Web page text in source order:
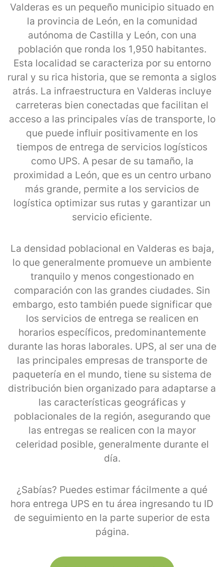
Valderas es un pequeño municipio situado en
la provincia de León, en la comunidad
autónoma de Castilla y León, con una
población que ronda los 1,950 habitantes.
Esta localidad se caracteriza por su entorno
rural y su rica historia, que se remonta a siglos
atrás. La infraestructura en Valderas incluye
carreteras bien conectadas que facilitan el
acceso a las principales vías de transporte, lo
que puede influir positivamente en los
tiempos de entrega de servicios logísticos
como UPS. A pesar de su tamaño, la
proximidad a León, que es un centro urbano
más grande, permite a los servicios de
logística optimizar sus rutas y garantizar un
servicio eficiente.
La densidad poblacional en Valderas es baja,
lo que generalmente promueve un ambiente
tranquilo y menos congestionado en
comparación con las grandes ciudades. Sin
embargo, esto también puede significar que
los servicios de entrega se realicen en
horarios específicos, predominantemente
durante las horas laborales. UPS, al ser una de
las principales empresas de transporte de
paquetería en el mundo, tiene su sistema de
distribución bien organizado para adaptarse a
las características geográficas y
poblacionales de la región, asegurando que
las entregas se realicen con la mayor
celeridad posible, generalmente durante el
día.
¿Sabías? Puedes estimar fácilmente a qué
hora entrega UPS en tu área ingresando tu ID
de seguimiento en la parte superior de esta
página.